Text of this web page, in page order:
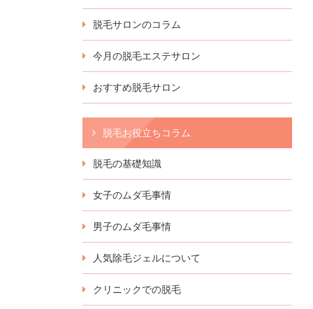
脱毛サロンのコラム
今月の脱毛エステサロン
おすすめ脱毛サロン
脱毛お役立ちコラム
脱毛の基礎知識
女子のムダ毛事情
男子のムダ毛事情
人気除毛ジェルについて
クリニックでの脱毛